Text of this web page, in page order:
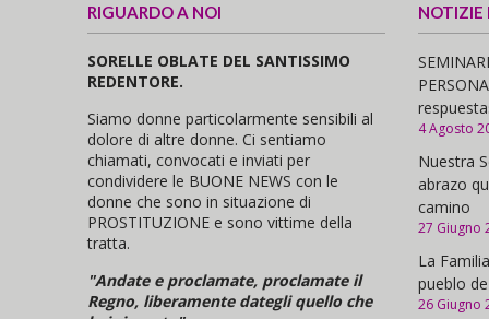
RIGUARDO A NOI
SORELLE OBLATE DEL SANTISSIMO
REDENTORE.
Siamo donne particolarmente sensibili al
dolore di altre donne. Ci sentiamo
chiamati, convocati e inviati per
condividere le BUONE NEWS con le
donne che sono in situazione di
PROSTITUZIONE e sono vittime della
tratta.
"Andate e proclamate, proclamate il
Regno, liberamente dategli quello che
NOTIZIE
4 Agosto
Nuestra
abrazo
camino
27 Giugno
La
pueblo
26 Giugno